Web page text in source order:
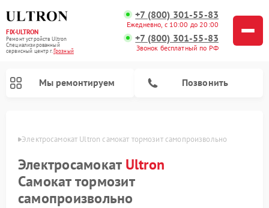
FIX-ULTRON
Ремонт устройств Ultron
Специализированный
cервисный центр г.Грозный
+7 (800) 301-55-83
Ежедневно, с 10:00 до 20:00
+7 (800) 301-55-83
Звонок бесплатный по РФ
Мы ремонтируем Позвонить
Электросамокат Ultron самокат тормозит самопроизвольно
Электросамокат Ultron
Самокат тормозит
самопроизвольно